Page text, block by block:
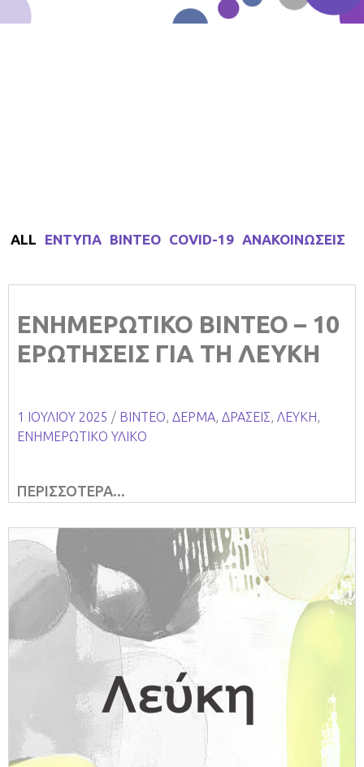
Covid-19.
ALL ΕΝΤΥΠΑ ΒΙΝΤΕΟ COVID-19 ΑΝΑΚΟΙΝΩΣΕΙΣ
ΕΝΗΜΕΡΩΤΙΚΟ ΒΙΝΤΕΟ – 10
ΕΡΩΤΗΣΕΙΣ ΓΙΑ ΤΗ ΛΕΥΚΗ
1 ΙΟΥΛΊΟΥ 2025 / ΒΙΝΤΕΟ, ΔΕΡΜΑ, ΔΡΑΣΕΙΣ, ΛΕΥΚΗ,
ΕΝΗΜΕΡΩΤΙΚΟ ΥΛΙΚΟ
ΠΕΡΙΣΣΟΤΕΡΑ...